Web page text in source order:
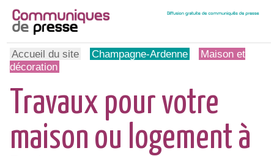
Accueil du site Champagne-Ardenne
Maison et
décoration
Travaux pour votre
maison ou logement à